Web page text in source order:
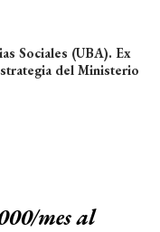
Sociales (UBA). Ex
del Ministerio
mes al